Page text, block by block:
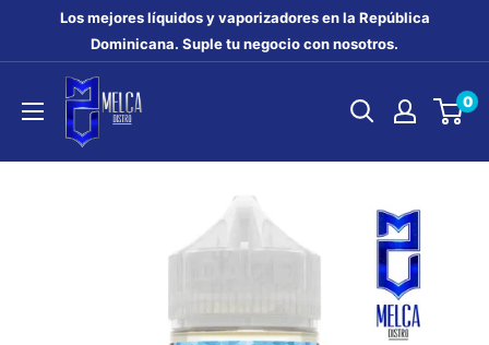
directamente
contenido
Los mejores líquidos y vaporizadores en la República
Dominicana. Suple tu negocio con nosotros.
MELCA
DISTRO
0